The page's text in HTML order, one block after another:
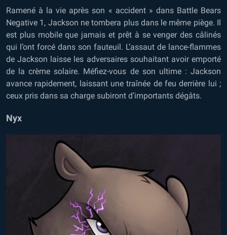
Ramené à la vie après son « accident » dans Battle Bears
Negative 1, Jackson ne tombera plus dans le même piège. Il
est plus mobile que jamais et prêt à se venger des câlinés
qui l’ont forcé dans son fauteuil. L’assaut de lance-flammes
de Jackson laisse les adversaires souhaitant avoir emporté
de la crème solaire. Méfiez-vous de son ultime : Jackson
avance rapidement, laissant une traînée de feu derrière lui ;
ceux pris dans sa charge subiront d’importants dégâts.
Nyx